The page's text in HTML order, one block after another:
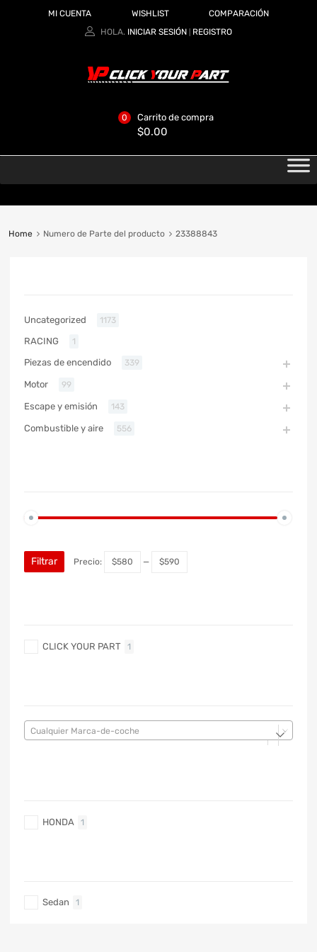
MI CUENTA WISHLIST
COMPARACIÓN
HOLA. INICIAR SESIÓN REGISTRO
Carrito de compra
$0.00
0
Home Numero de Parte del producto 23388843
Uncategorized 1173
RACING 1
Piezas de encendido 339
Motor 99
Escape y emisión 143
Combustible y aire 556
Filtrar Precio: $580 — $590
CLICK YOUR PART 1
Cualquier Marca-de-coche
HONDA 1
Sedan 1